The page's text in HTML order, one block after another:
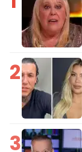
2
3